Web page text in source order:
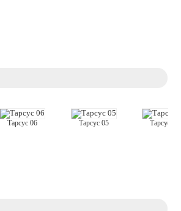
Тарсус 06 Тарсус 05 Тарсус 03